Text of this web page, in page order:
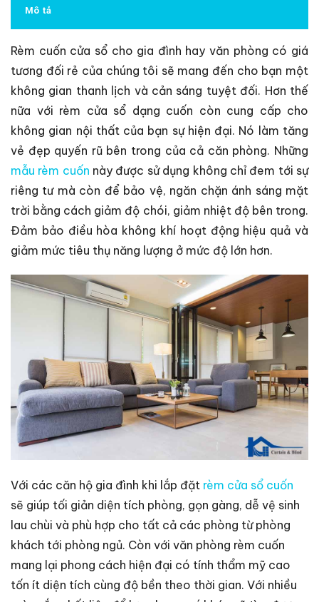
Mô tả
Rèm cuốn cửa sổ cho gia đình hay văn phòng có giá
tương đối rẻ của chúng tôi sẽ mang đến cho bạn một
không gian thanh lịch và cản sáng tuyệt đối. Hơn thế
nữa với rèm cửa sổ dạng cuốn còn cung cấp cho
không gian nội thất của bạn sự hiện đại. Nó làm tăng
vẻ đẹp quyến rũ bên trong của cả căn phòng. Những
mẫu rèm cuốn này được sử dụng không chỉ đem tới sự
riêng tư mà còn để bảo vệ, ngăn chặn ánh sáng mặt
trời bằng cách giảm độ chói, giảm nhiệt độ bên trong.
Đảm bảo điều hòa không khí hoạt động hiệu quả và
giảm mức tiêu thụ năng lượng ở mức độ lớn hơn.
Với các căn hộ gia đình khi lắp đặt rèm cửa sổ cuốn
sẽ giúp tối giản diện tích phòng, gọn gàng, dễ vệ sinh
lau chùi và phù hợp cho tất cả các phòng từ phòng
khách tới phòng ngủ. Còn với văn phòng rèm cuốn
mang lại phong cách hiện đại có tính thẩm mỹ cao
tốn ít diện tích cùng độ bền theo thời gian. Với nhiều